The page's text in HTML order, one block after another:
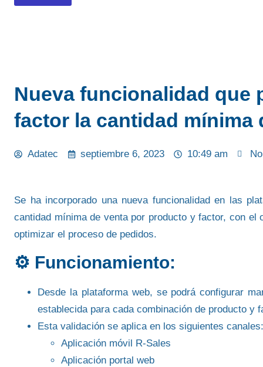
Nueva funcionalidad que
factor la cantidad mínima
Adatec septiembre 6, 2023 10:49 am
Se ha incorporado una nueva funcionalidad en las
cantidad mínima de ventapor producto y factor, con el
optimizar el proceso de pedidos.
⚙️ Funcionamiento:
Desde la plataforma web, se podráconfigurar
establecida para cada combinación de producto y
Esta validación se aplica en los siguientes canales:
Aplicación móvil
R-Sales
Aplicación portal web